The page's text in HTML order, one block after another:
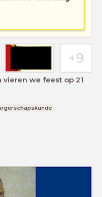
we feest op 21